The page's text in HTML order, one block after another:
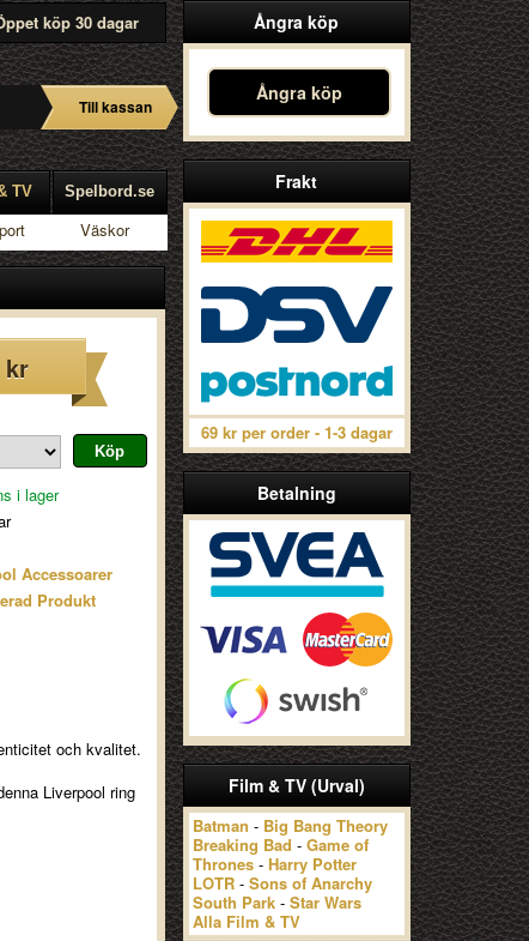
köp 30 dagar
Till kassan
TV Spelbord.se
Väskor
Ångra köp
Ångra köp
Frakt
69 kr per order - 1-3 dagar
Betalning
Film & TV (Urval)
Batman - Big Bang Theory
Breaking Bad - Game of
Thrones- Harry Potter
LOTR- Sons of Anarchy
South Park- Star Wars
Alla Film & TV
kr
i lager
Accessoarer
Produkt
och kvalitet.
Liverpool ring